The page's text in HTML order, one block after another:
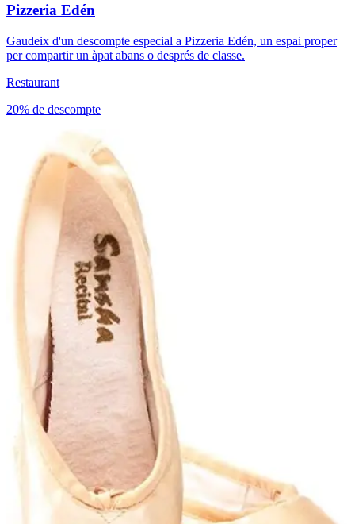
Pizzeria Edén
Gaudeix d'un descompte especial a Pizzeria Edén, un espai proper
per compartir un àpat abans o després de classe.
Restaurant
20% de descompte